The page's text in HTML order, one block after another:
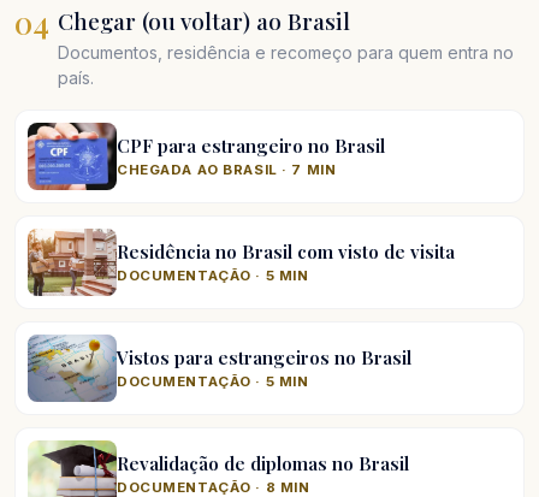
04 Chegar (ou voltar) ao Brasil
Documentos, residência e recomeço para quem entra no
país.
CPF para estrangeiro no Brasil
CHEGADA AO BRASIL · 7 MIN
Residência no Brasil com visto de visita
DOCUMENTAÇÃO · 5 MIN
Vistos para estrangeiros no Brasil
DOCUMENTAÇÃO · 5 MIN
Revalidação de diplomas no Brasil
DOCUMENTAÇÃO · 8 MIN